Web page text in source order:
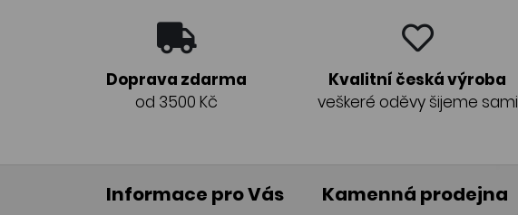
Doprava zdarma
od 3500 Kč
Kvalitní česká výroba
veškeré oděvy šijeme sami
Informace pro Vás Kamenná prodejna